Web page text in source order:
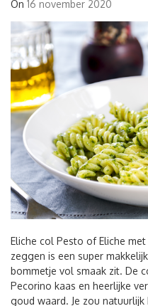
On 16 november 2020
Eliche col Pesto of Eliche
zeggen is een super
bommetje vol smaak zit. De
Pecorino kaas en heerlijke
goud waard. Je zou